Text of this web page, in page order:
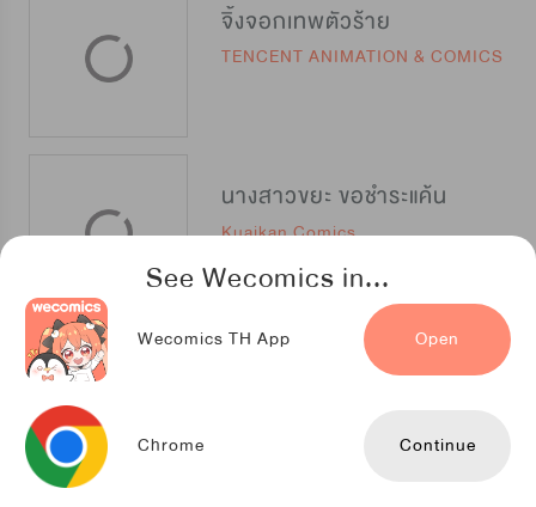
See Wecomics in...
Wecomics TH App Open
Chrome Continue
จิ้งจอกเทพตัวร้าย
TENCENT ANIMATION & COMICS
นางสาวขยะ ขอชำระแค้น
Kuaikan Comics